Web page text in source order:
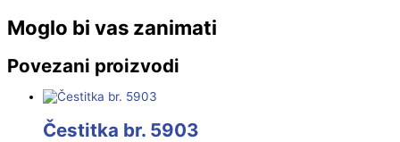
Moglo bi vas zanimati
Povezani proizvodi
Čestitka br. 5903